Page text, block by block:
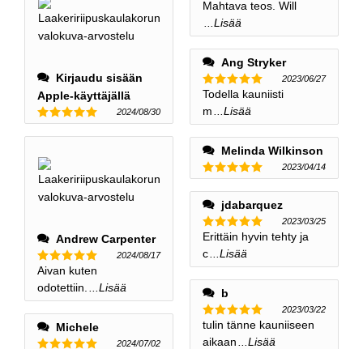
Apple-käyttäjällä
5ulos 5
2024/08/30
Andrew Carpenter
Nimellinen
ulos 5
2024/08/17
Aivan kuten
odotettiin.
...Lisää
Michele
2024/07/02
Nimellinen
ulos 5
Mahtava teos. Will
...Lisää
Ang Stryker
Nimellinen
ulos 5
2023/06/27
Todella kauniisti
m
...Lisää
Melinda Wilkinson
5ulos 5
2023/04/14
jdabarquez
Nimellinen
ulos 5
2023/03/25
Erittäin hyvin tehty ja
c
...Lisää
b
Nimellinen
ulos 5
2023/03/22
tulin tänne kauniiseen
aikaan
...Lisää